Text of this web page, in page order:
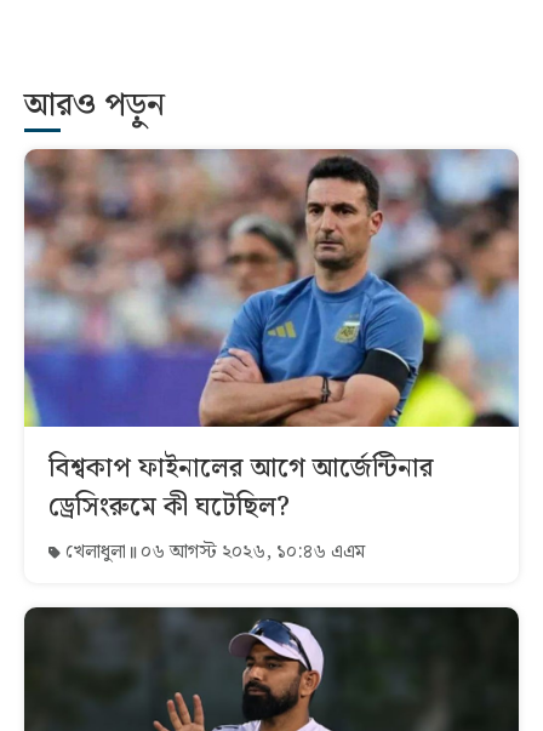
আরও পড়ুন
বিশ্বকাপ ফাইনালের আগে আর্জেন্টিনার
ড্রেসিংরুমে কী ঘটেছিল?
খেলাধুলা ০৬ আগস্ট ২০২৬, ১০:৪৬ এএম